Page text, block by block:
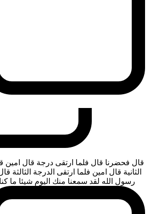
قال فحضرنا قال فلما ارتقى درجة قال امين
الثانية قال امين فلما ارتقى الدرجة الثالثة
رسول الله لقد سمعنا منك اليوم شيئا ما